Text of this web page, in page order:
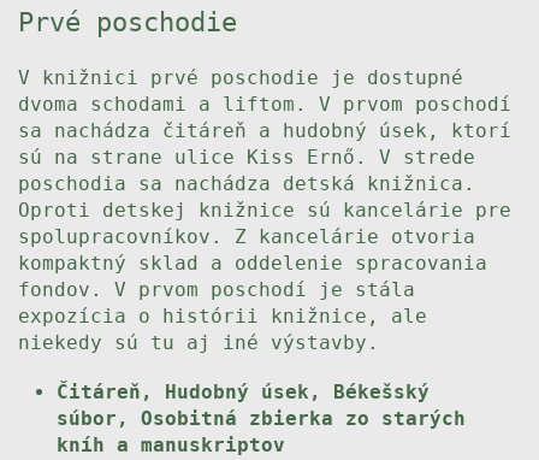
Prvé poschodie
V knižnici prvé poschodie je dostupné
dvoma schodami a liftom. V prvom poschodí
sa nachádza čitáreň a hudobný úsek, ktorí
sú na strane ulice Kiss Ernő. V strede
poschodia sa nachádza detská knižnica.
Oproti detskej knižnice sú kancelárie pre
spolupracovníkov. Z kancelárie otvoria
kompaktný sklad a oddelenie spracovania
fondov. V prvom poschodí je stála
expozícia o histórii knižnice, ale
niekedy sú tu aj iné výstavby.
Čitáreň, Hudobný úsek, Békešský
súbor, Osobitná zbierka zo starých
kníh a manuskriptov